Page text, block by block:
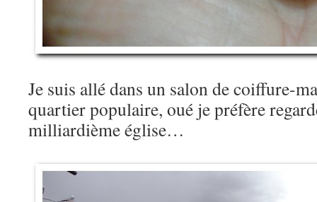
Je suis allé dans un salon de coiffure-
quartier populaire, oué je préfère
milliardième église…